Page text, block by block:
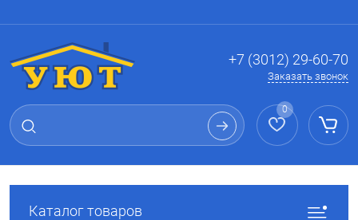
+7 (3012) 29-60-70
Заказать звонок
0
Каталог товаров